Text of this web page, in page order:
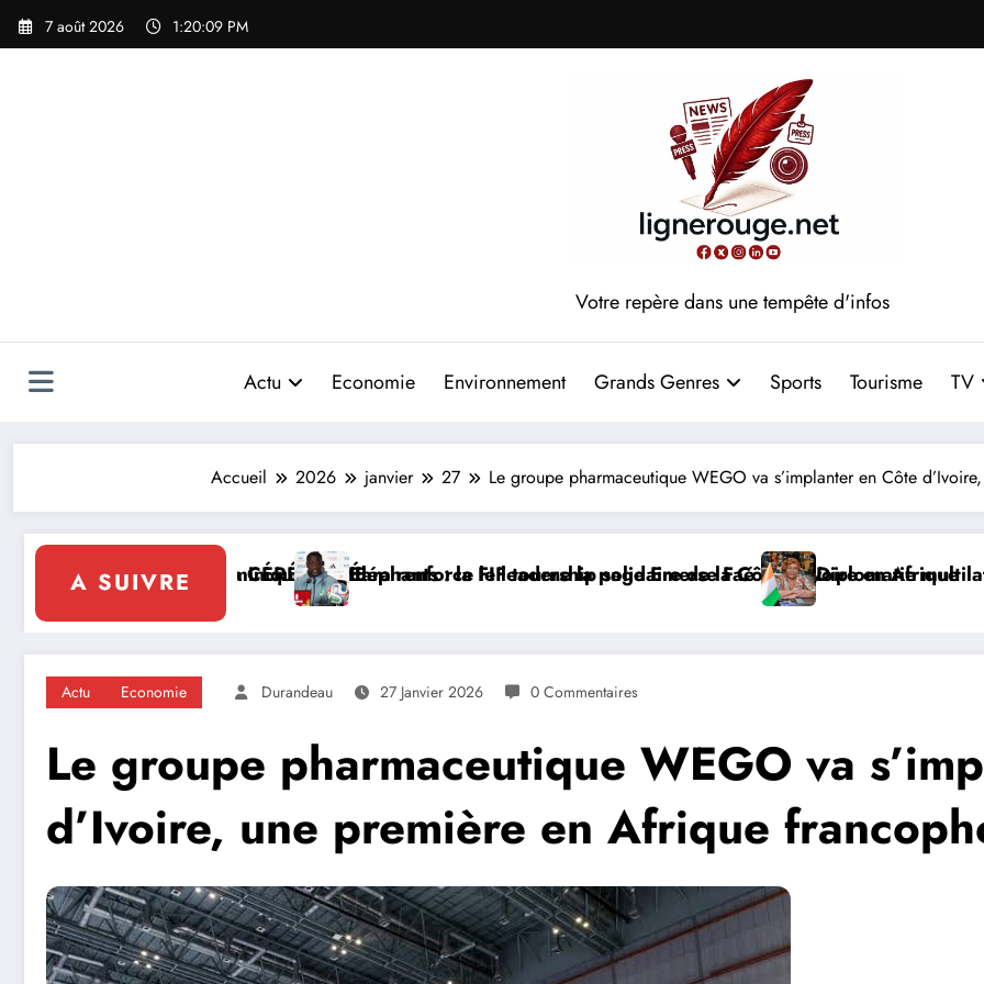
Aller
7 août 2026 1:20:12 PM
Votre repère dans une tempête d'infos
Actu Economie Environnement Grands Genres Sports Tourisme TV
Accueil 2026 janvier 27 Le groupe pharmaceutique WEGO va s’implanter en Côte
A SUIVRE
solidaire de la Côte d’Ivoire en Afrique
la page Emerse Faé Diplomatie multilatérale : à Addis-Abeba, SE Mme Nialé Kaba porte la
𝐉𝐎𝐉 𝐃𝐀𝐊𝐀𝐑 𝟐𝟎𝟐𝟔 :
Actu Economie Durandeau 27 Janvier 2026 0 Commentaires
Le groupe pharmaceutique WEGO va
d’Ivoire, une première en Afrique